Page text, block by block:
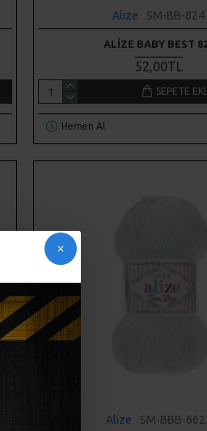
Alize SM-BB-824
ALIZE BABY BEST
52,00TL
SEPETE
Hemen Al
Alize SM-BBB-